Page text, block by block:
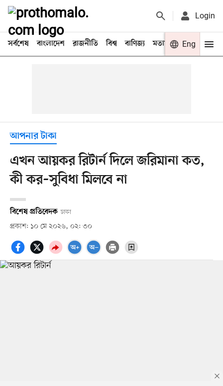
Login
সর্বশেষ বাংলাদেশ রাজনীতি বিশ্ব বাণিজ্য মতামত খেলা
Eng
আপনার টাকা
এখন আয়কর রিটার্ন দিলে জরিমানা কত,
কী কর–সুবিধা মিলবে না
বিশেষ প্রতিবেদক ঢাকা
প্রকাশ: ১০ মে ২০২৬, ০২: ৩০